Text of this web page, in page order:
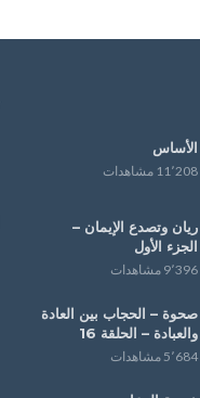
الأساس
11٬208 مشاهدات
ريان وتصدع الإيمان –
الجزء الأول
9٬396 مشاهدات
صحوة – ‏الحجاب‬ بين العادة
و‫‏العبادة‬ – الحلقة 16
5٬684 مشاهدات